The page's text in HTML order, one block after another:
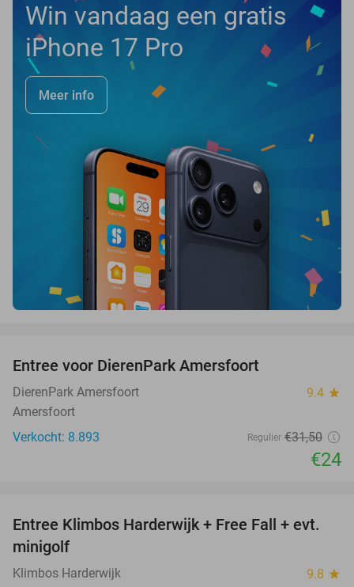
Win vandaag een gratis
iPhone 17 Pro
Meer info
Entree voor DierenPark Amersfoort
DierenPark Amersfoort 9.4 star
Amersfoort
Verkocht: 8.893
Regulier €31,50
€24
30%
Entree Klimbos Harderwijk + Free Fall + evt.
minigolf
Klimbos Harderwijk 9.8 star